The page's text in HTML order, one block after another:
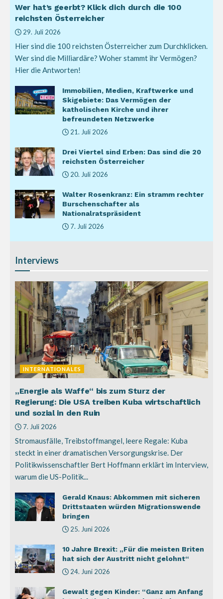
Wer hat’s geerbt? Klick dich durch die 100
reichsten Österreicher
29. Juli 2026
Hier sind die 100 reichsten Österreicher zum Durchklicken.
Wer sind die Milliardäre? Woher stammt ihr Vermögen?
Hier die Antworten!
Immobilien, Medien, Kraftwerke und
Skigebiete: Das Vermögen der
katholischen Kirche und ihrer
befreundeten Netzwerke
21. Juli 2026
Drei Viertel sind Erben: Das sind die 20
reichsten Österreicher
20. Juli 2026
Walter Rosenkranz: Ein stramm rechter
Burschenschafter als
Nationalratspräsident
7. Juli 2026
Interviews
INTERNATIONALES
„Energie als Waffe“ bis zum Sturz der
Regierung: Die USA treiben Kuba wirtschaftlich
und sozial in den Ruin
7. Juli 2026
Stromausfälle, Treibstoffmangel, leere Regale: Kuba
steckt in einer dramatischen Versorgungskrise. Der
Politikwissenschaftler Bert Hoffmann erklärt im Interview,
warum die US-Politik...
Gerald Knaus: Abkommen mit sicheren
Drittstaaten würden Migrationswende
bringen
25. Juni 2026
10 Jahre Brexit: „Für die meisten Briten
hat sich der Austritt nicht gelohnt“
24. Juni 2026
Gewalt gegen Kinder: “Ganz am Anfang